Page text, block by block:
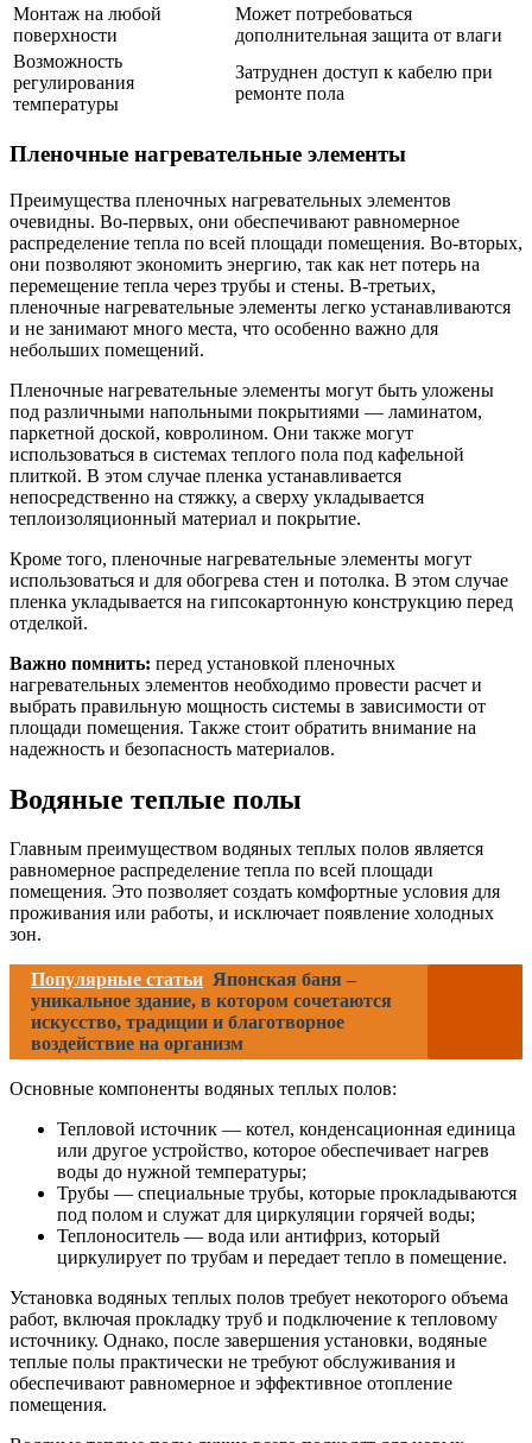
Монтаж на любой
поверхности
Может потребоваться
дополнительная защита от влаги
Возможность
регулирования
температуры
Затруднен доступ к кабелю при
ремонте пола
Пленочные нагревательные элементы
Преимущества пленочных нагревательных элементов
очевидны. Во-первых, они обеспечивают равномерное
распределение тепла по всей площади помещения. Во-вторых,
они позволяют экономить энергию, так как нет потерь на
перемещение тепла через трубы и стены. В-третьих,
пленочные нагревательные элементы легко устанавливаются
и не занимают много места, что особенно важно для
небольших помещений.
Пленочные нагревательные элементы могут быть уложены
под различными напольными покрытиями — ламинатом,
паркетной доской, ковролином. Они также могут
использоваться в системах теплого пола под кафельной
плиткой. В этом случае пленка устанавливается
непосредственно на стяжку, а сверху укладывается
теплоизоляционный материал и покрытие.
Кроме того, пленочные нагревательные элементы могут
использоваться и для обогрева стен и потолка. В этом случае
пленка укладывается на гипсокартонную конструкцию перед
отделкой.
Важно помнить: перед установкой пленочных
нагревательных элементов необходимо провести расчет и
выбрать правильную мощность системы в зависимости от
площади помещения. Также стоит обратить внимание на
надежность и безопасность материалов.
Водяные теплые полы
Главным преимуществом водяных теплых полов является
равномерное распределение тепла по всей площади
помещения. Это позволяет создать комфортные условия для
проживания или работы, и исключает появление холодных
зон.
Популярные статьи Японская баня –
уникальное здание, в котором сочетаются
искусство, традиции и благотворное
воздействие на организм
Основные компоненты водяных теплых полов:
Тепловой источник — котел, конденсационная единица
или другое устройство, которое обеспечивает нагрев
воды до нужной температуры;
Трубы — специальные трубы, которые прокладываются
под полом и служат для циркуляции горячей воды;
Теплоноситель — вода или антифриз, который
циркулирует по трубам и передает тепло в помещение.
Установка водяных теплых полов требует некоторого объема
работ, включая прокладку труб и подключение к тепловому
источнику. Однако, после завершения установки, водяные
теплые полы практически не требуют обслуживания и
обеспечивают равномерное и эффективное отопление
помещения.